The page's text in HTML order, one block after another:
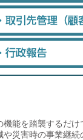
能を踏襲するだ
や災害時の事業継